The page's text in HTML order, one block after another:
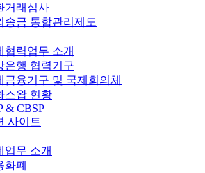
거래심사
송금 통합관리제도
협력업무 소개
은행 협력기구
금융기구 및 국제회의체
스왑 현황
& CBSP
사이트
업무 소개
화폐